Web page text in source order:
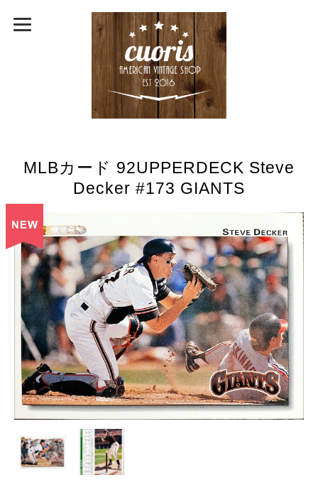
MLBカード 92UPPERDECK Steve
Decker #173 GIANTS